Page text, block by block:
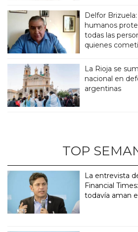
Delfor
humanos
todas las
quienes
La Rioja se
nacional en
argentinas
TOP
La entrevista
Financial
todavía aman